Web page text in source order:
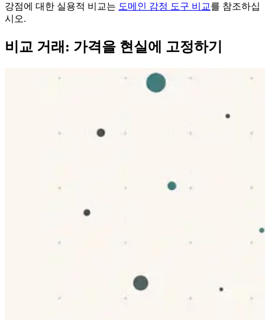
강점에 대한 실용적 비교는 도메인 감정 도구 비교를 참조하십
시오.
비교 거래: 가격을 현실에 고정하기